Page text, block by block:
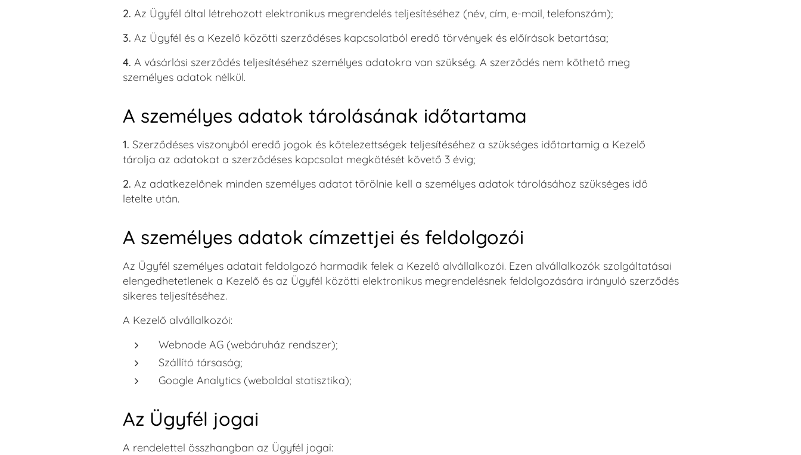
2. Az Ügyfél által létrehozott elektronikus megrendelés teljesítéséhez (név, cím, e-mail, telefonszám);
3. Az Ügyfél és a Kezelő közötti szerződéses kapcsolatból eredő törvények és előírások betartása;
4. A vásárlási szerződés teljesítéséhez személyes adatokra van szükség. A szerződés nem köthető meg
személyes adatok nélkül.
A személyes adatok tárolásának időtartama
1. Szerződéses viszonyból eredő jogok és kötelezettségek teljesítéséhez a szükséges időtartamig a Kezelő
tárolja az adatokat a szerződéses kapcsolat megkötését követő 3 évig;
2. Az adatkezelőnek minden személyes adatot törölnie kell a személyes adatok tárolásához szükséges idő
letelte után.
A személyes adatok címzettjei és feldolgozói
Az Ügyfél személyes adatait feldolgozó harmadik felek a Kezelő alvállalkozói. Ezen alvállalkozók szolgáltatásai
elengedhetetlenek a Kezelő és az Ügyfél közötti elektronikus megrendelésnek feldolgozására irányuló szerződés
sikeres teljesítéséhez.
A Kezelő alvállalkozói:
Webnode AG (webáruház rendszer);
Szállító társaság;
Google Analytics (weboldal statisztika);
Az Ügyfél jogai
A rendelettel összhangban az Ügyfél jogai: